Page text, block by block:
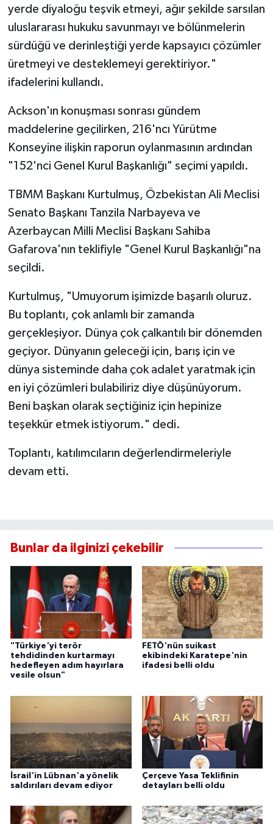
yerde diyaloğu teşvik etmeyi, ağır şekilde sarsılan
uluslararası hukuku savunmayı ve bölünmelerin
sürdüğü ve derinleştiği yerde kapsayıcı çözümler
üretmeyi ve desteklemeyi gerektiriyor."
ifadelerini kullandı.
Ackson'ın konuşması sonrası gündem
maddelerine geçilirken, 216'ncı Yürütme
Konseyine ilişkin raporun oylanmasının ardından
"152'nci Genel Kurul Başkanlığı" seçimi yapıldı.
TBMM Başkanı Kurtulmuş, Özbekistan Ali Meclisi
Senato Başkanı Tanzila Narbayeva ve
Azerbaycan Milli Meclisi Başkanı Sahiba
Gafarova'nın teklifiyle "Genel Kurul Başkanlığı"na
seçildi.
Kurtulmuş, "Umuyorum işimizde başarılı oluruz.
Bu toplantı, çok anlamlı bir zamanda
gerçekleşiyor. Dünya çok çalkantılı bir dönemden
geçiyor. Dünyanın geleceği için, barış için ve
dünya sisteminde daha çok adalet yaratmak için
en iyi çözümleri bulabiliriz diye düşünüyorum.
Beni başkan olarak seçtiğiniz için hepinize
teşekkür etmek istiyorum." dedi.
Toplantı, katılımcıların değerlendirmeleriyle
devam etti.
Bunlar da ilginizi çekebilir
"Türkiye'yi terör
tehdidinden kurtarmayı
hedefleyen adım hayırlara
vesile olsun"
FETÖ'nün suikast
ekibindeki Karatepe'nin
ifadesi belli oldu
İsrail'in Lübnan'a yönelik
saldırıları devam ediyor
Çerçeve Yasa Teklifinin
detayları belli oldu